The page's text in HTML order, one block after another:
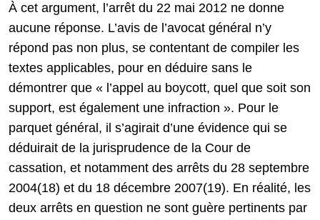
À cet argument, l’arrêt du 22 mai 2012 ne donne
aucune réponse. L’avis de l’avocat général n’y
répond pas non plus, se contentant de compiler les
textes applicables, pour en déduire sans le
démontrer que « l’appel au boycott, quel que soit son
support, est également une infraction ». Pour le
parquet général, il s’agirait d’une évidence qui se
déduirait de la jurisprudence de la Cour de
cassation, et notamment des arrêts du 28 septembre
2004(18) et du 18 décembre 2007(19). En réalité, les
deux arrêts en question ne sont guère pertinents par